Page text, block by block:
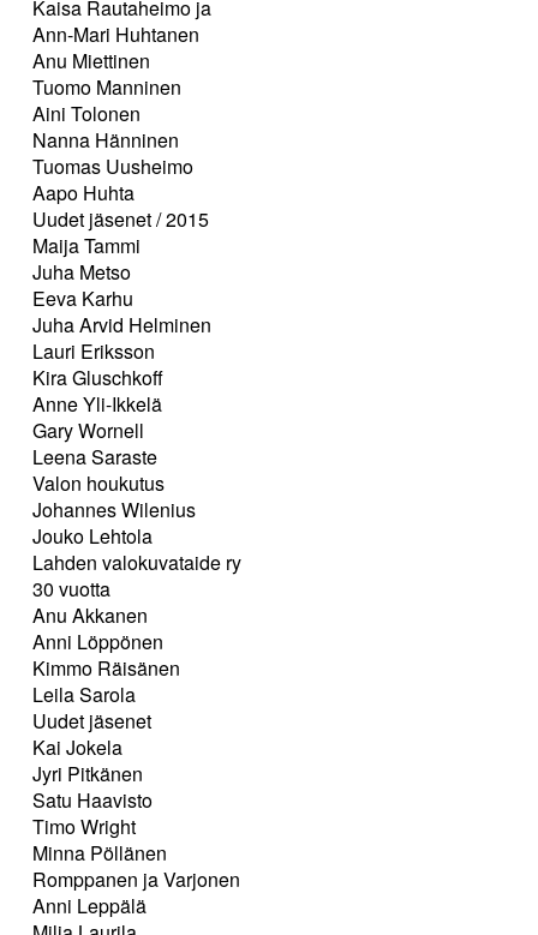
Kaisa Rautaheimo ja
Ann-Mari Huhtanen
Anu Miettinen
Tuomo Manninen
Aini Tolonen
Nanna Hänninen
Tuomas Uusheimo
Aapo Huhta
Uudet jäsenet / 2015
Maija Tammi
Juha Metso
Eeva Karhu
Juha Arvid Helminen
Lauri Eriksson
Kira Gluschkoff
Anne Yli-Ikkelä
Gary Wornell
Leena Saraste
Valon houkutus
Johannes Wilenius
Jouko Lehtola
Lahden valokuvataide ry
30 vuotta
Anu Akkanen
Anni Löppönen
Kimmo Räisänen
Leila Sarola
Uudet jäsenet
Kai Jokela
Jyri Pitkänen
Satu Haavisto
Timo Wright
Minna Pöllänen
Romppanen ja Varjonen
Anni Leppälä